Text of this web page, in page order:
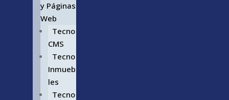
y Páginas
Web
Tecno
CMS
Tecno
Inmueb
les
Tecno